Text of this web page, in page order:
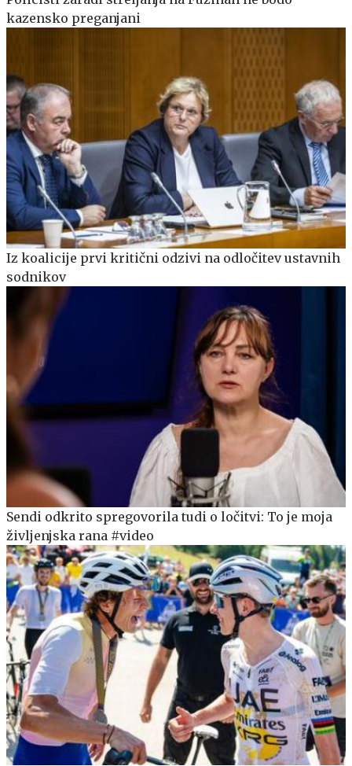
kazensko preganjani
Iz koalicije prvi kritični odzivi na odločitev ustavnih
sodnikov
Sendi odkrito spregovorila tudi o ločitvi: To je moja
življenjska rana #video